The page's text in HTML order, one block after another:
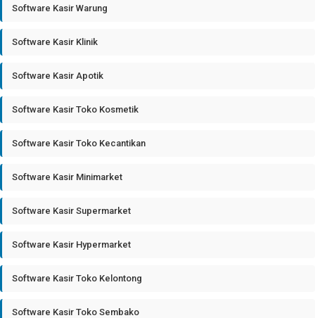
Software Kasir Warung
Software Kasir Klinik
Software Kasir Apotik
Software Kasir Toko Kosmetik
Software Kasir Toko Kecantikan
Software Kasir Minimarket
Software Kasir Supermarket
Software Kasir Hypermarket
Software Kasir Toko Kelontong
Software Kasir Toko Sembako